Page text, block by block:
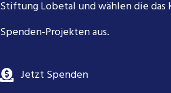
Stiftung Lobetal und wählen die das
Spenden-Projekten aus.
Jetzt Spenden